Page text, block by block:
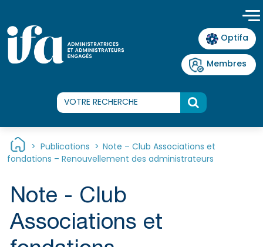
Optifa
Membres
> Publications > Note – Club Associations et
fondations – Renouvellement des administrateurs
Note - Club
Associations et